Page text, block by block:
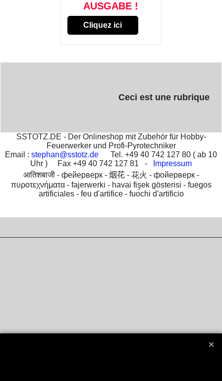
AUSGABE !
Cliquez ici
Ceci est une rubrique
SSTOTZ.DE - Der Onlineshop mit Zubehör für Hobby-
Feuerwerker und Profi-Pyrotechniker
Email : stephan@sstotz.de Tel. +49 40 742 127 80 ( ab 10
Uhr ) Fax +49 40 742 127 81 -
Impressum
आतिशबाजी - фейерверк - 烟花 - 花火 - фойерверк -
πυροτεχνήματα - fajerwerki - havai fişek gösterisi - fuegos
artificiales - feu d'artifice - fuochi d'artificio